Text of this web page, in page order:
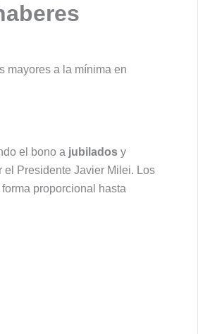
mayores a la mínima en
el bono a jubilados y
el Presidente Javier Milei. Los
proporcional hasta